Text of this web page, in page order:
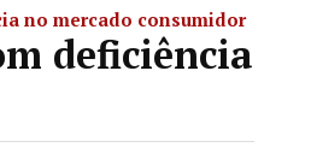
no mercado consumidor
deficiência